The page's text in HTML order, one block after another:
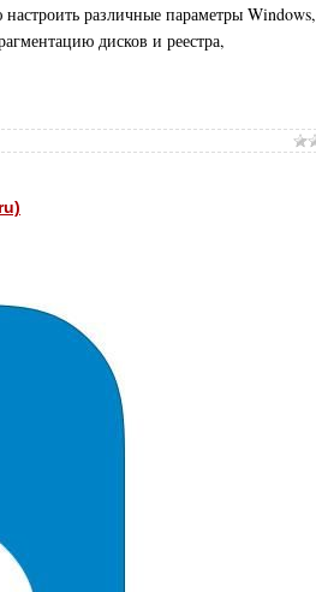
различные параметры Windows,
дисков и реестра,